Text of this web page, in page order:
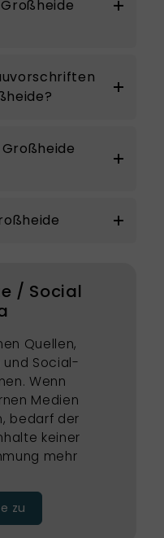
/ Social
Quellen,
Social-
Wenn
Medien
bedarf der
keiner
mehr
zu